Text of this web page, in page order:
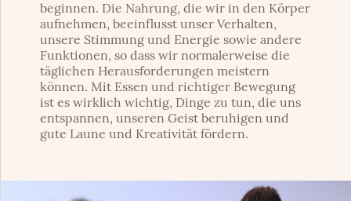
beginnen. Die Nahrung, die wir in den Körper
aufnehmen, beeinflusst unser Verhalten,
unsere Stimmung und Energie sowie andere
Funktionen, so dass wir normalerweise die
täglichen Herausforderungen meistern
können. Mit Essen und richtiger Bewegung
ist es wirklich wichtig, Dinge zu tun, die uns
entspannen, unseren Geist beruhigen und
gute Laune und Kreativität fördern.